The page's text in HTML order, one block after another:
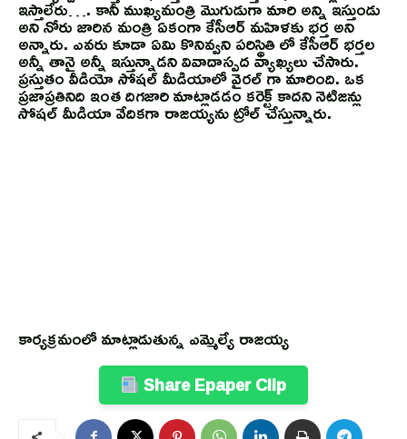
ఇస్తాలేరు…. కానీ ముఖ్యమంత్రి మొగుడుగా మారి అన్ని ఇస్తుండు
అని నోరు జారిన మంత్రి ఏకంగా కేసీఆర్ మహిళకు భర్త అని
అన్నారు. ఎవరు కూడా ఏమి కొనివ్వని పరిస్థితి లో కేసీఆర్ భర్తల
అన్నీ తానై అన్నీ ఇస్తున్నాడని వివాదాస్పద వ్యాఖ్యలు చేసారు.
ప్రస్తుతం వీడియో సోషల్ మీడియాలో వైరల్ గా మారింది. ఒక
ప్రజాప్రతినిది ఇంత దిగజారి మాట్లాడడం కరెక్ట్ కాదని నెటిజన్లు
సోషల్ మీడియా వేదికగా రాజయ్యను ట్రోల్ చేస్తున్నారు.
కార్యక్రమంలో మాట్లాడుతున్న ఎమ్మెల్యే రాజయ్య
Share Epaper Clip